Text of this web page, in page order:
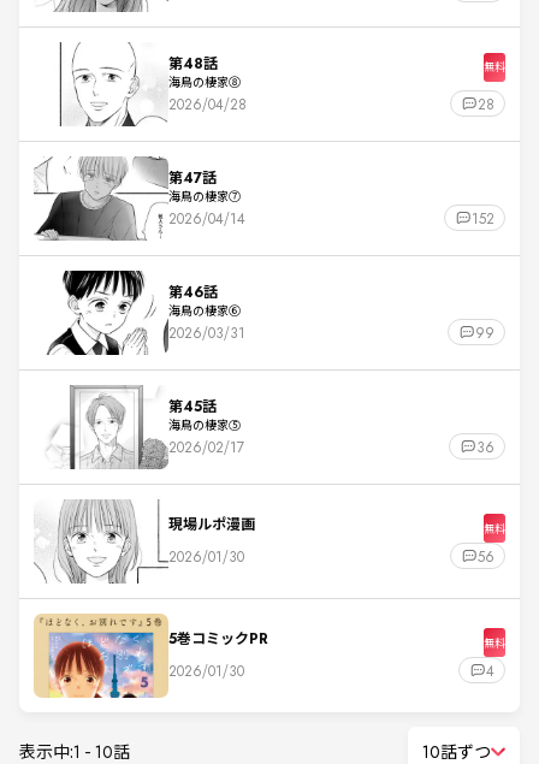
第48話
海鳥の棲家⑧
無料
2026/04/28 28
第47話
海鳥の棲家⑦
2026/04/14 152
第46話
海鳥の棲家⑥
2026/03/31 99
第45話
海鳥の棲家⑤
2026/02/17 36
現場ルポ漫画 無料
2026/01/30 56
5巻コミックPR 無料
2026/01/30 4
表示中:1 - 10話 10話ずつ